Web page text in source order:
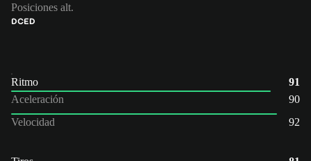
Posiciones alt.
DCED
Ritmo
91
Aceleración
90
Velocidad
92